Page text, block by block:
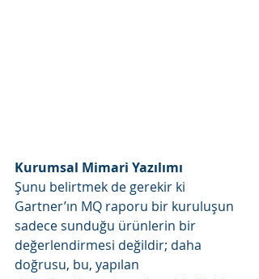
Kurumsal Mimari Yazılımı
Şunu belirtmek de gerekir ki
Gartner’ın MQ raporu bir kuruluşun
sadece sunduğu ürünlerin bir
değerlendirmesi değildir; daha
doğrusu, bu, yapılan